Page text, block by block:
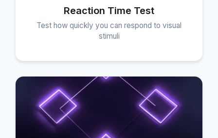
Reaction Time Test
Test how quickly you can respond to visual
stimuli